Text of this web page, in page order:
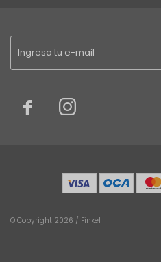
 
© Copyright 2026 / Finkel